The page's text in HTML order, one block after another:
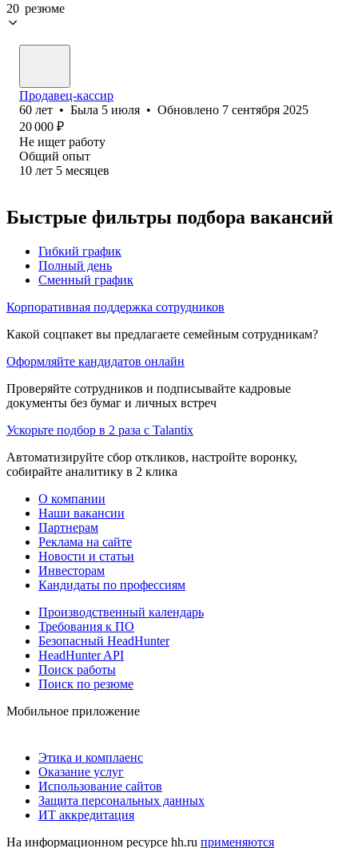
20 резюме
Продавец-кассир
60 лет • Была 5 июля • Обновлено 7 сентября 2025
20 000 ₽
Не ищет работу
Общий опыт
10 лет 5 месяцев
Быстрые фильтры подбора вакансий
Гибкий график
Полный день
Сменный график
Корпоративная поддержка сотрудников
Какой соцпакет вы предлагаете семейным сотрудникам?
Оформляйте кандидатов онлайн
Проверяйте сотрудников и подписывайте кадровые
документы без бумаг и личных встреч
Ускорьте подбор в 2 раза с Talantix
Автоматизируйте сбор откликов, настройте воронку,
собирайте аналитику в 2 клика
О компании
Наши вакансии
Партнерам
Реклама на сайте
Новости и статьи
Инвесторам
Кандидаты по профессиям
Производственный календарь
Требования к ПО
Безопасный HeadHunter
HeadHunter API
Поиск работы
Поиск по резюме
Мобильное приложение
Этика и комплаенс
Оказание услуг
Использование сайтов
Защита персональных данных
ИТ аккредитация
На информационном ресурсе hh.ru применяются